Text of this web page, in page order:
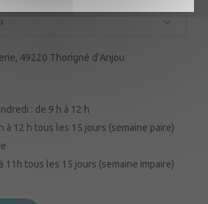
49220 Thorigné d’Anjou
: de 9 h à 12 h
à 12 h tous les 15 jours (semaine paire)
11h tous les 15 jours (semaine impaire)